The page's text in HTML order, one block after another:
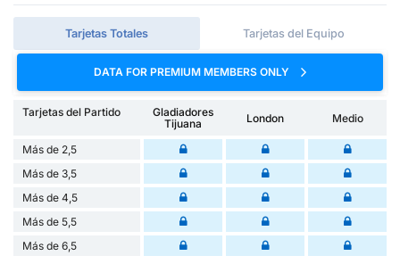
Tarjetas Totales Tarjetas del Equipo
DATA FOR PREMIUM MEMBERS ONLY
Tarjetas del Partido
Gladiadores
Tijuana
London Medio
Más de 2,5
Más de 3,5
Más de 4,5
Más de 5,5
Más de 6,5